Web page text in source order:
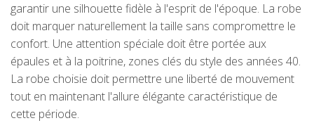
garantir une silhouette fidèle à l'esprit de l'époque. La robe
doit marquer naturellement la taille sans compromettre le
confort. Une attention spéciale doit être portée aux
épaules et à la poitrine, zones clés du style des années 40.
La robe choisie doit permettre une liberté de mouvement
tout en maintenant l'allure élégante caractéristique de
cette période.